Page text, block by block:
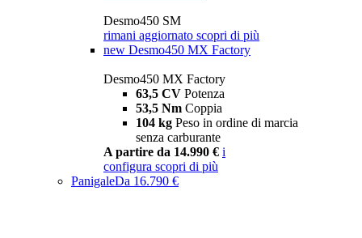
Desmo450 SM
rimani aggiornato scopri di più
new Desmo450 MX Factory
Desmo450 MX Factory
63,5 CV Potenza
53,5 Nm Coppia
104 kg Peso in ordine di marcia
senza carburante
A partire da 14.990 € i
configura scopri di più
PanigaleDa 16.790 €